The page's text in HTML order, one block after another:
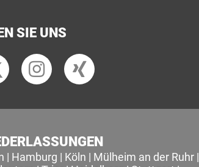
SIE UNS
| Hamburg | Köln | Mülheim an der Ruhr|